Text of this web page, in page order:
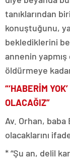
tanıklarından
konuştuğunu,
beklediklerini
annenin
öldürmeye
“‘HABERİM
OLACAĞIZ”
Av. Orhan,
olacaklarını
* “Şu an, delil